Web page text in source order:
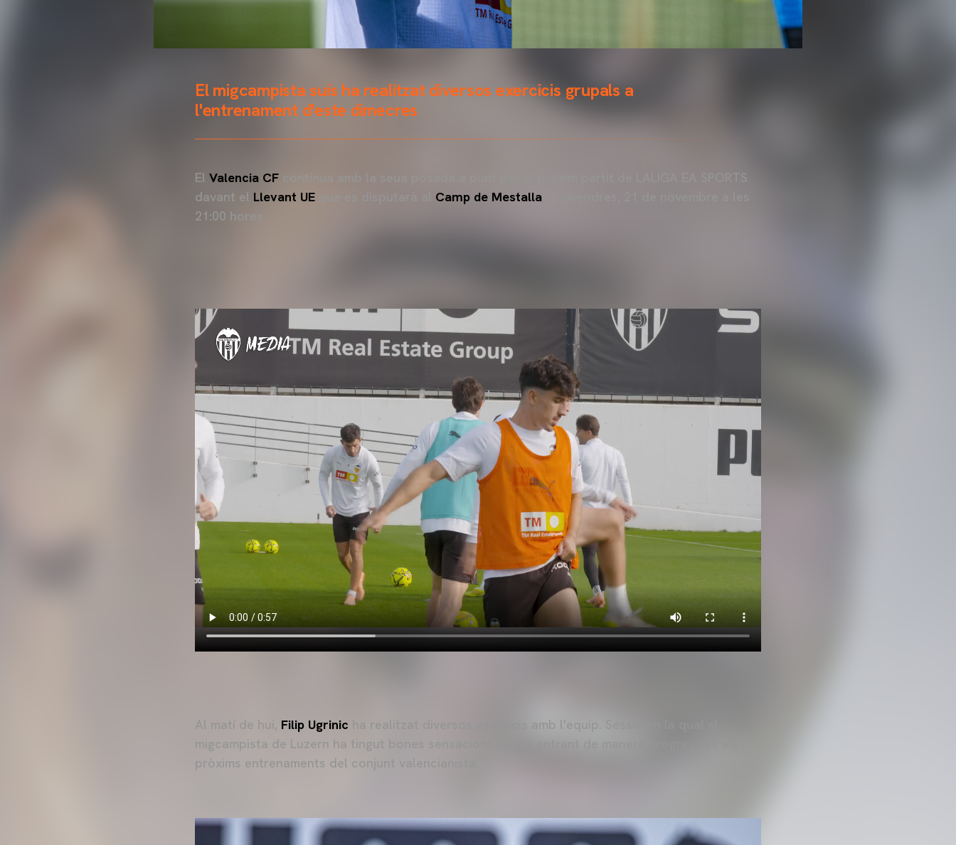
El migcampista suís ha realitzat diversos exercicis grupals a
l'entrenament d'este dimecres
El Valencia CF continua amb la seua posada a punt per al pròxim partit de LALIGA EA SPORTS
davant el Llevant UE Camp de Mestalla
21:00 hores.
Al matí de hui, Filip Ugrinic ha realitzat diversos exercicis amb l'equip. Sessió en la qual el
migcampista de Luzern ha tingut bones sensacions i anirà entrant de manera progressiva als
pròxims entrenaments del conjunt valencianista.